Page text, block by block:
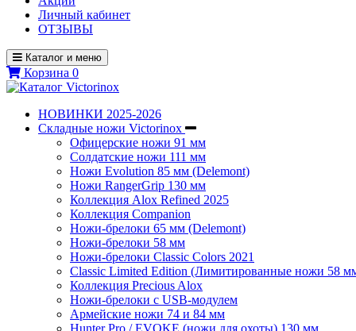
Личный кабинет
ОТЗЫВЫ
Каталог и меню
Корзина 0
НОВИНКИ 2025-2026
Складные ножи Victorinox
Офицерские ножи 91 мм
Солдатские ножи 111 мм
Ножи Evolution 85 мм (Delemont)
Ножи RangerGrip 130 мм
Коллекция Alox Refined 2025
Коллекция Companion
Ножи-брелоки 65 мм (Delemont)
Ножи-брелоки 58 мм
Ножи-брелоки Classic Colors 2021
Classic Limited Edition (Лимитированные ножи 58
Коллекция Precious Alox
Ножи-брелоки с USB-модулем
Армейские ножи 74 и 84 мм
Hunter Pro / EVOKE (ножи для охоты) 130 мм